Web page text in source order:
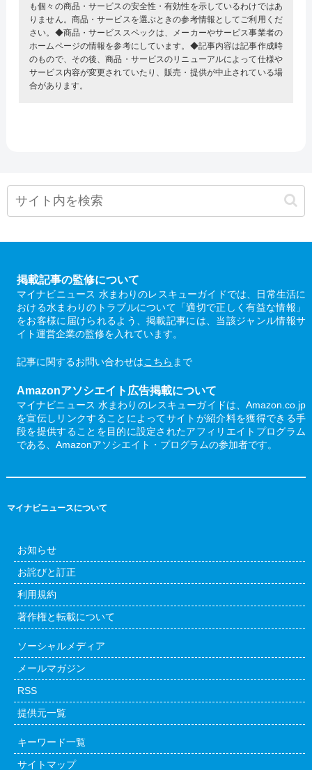
も個々の商品・サービスの安全性・有効性を示しているわけではあ
りません。商品・サービスを選ぶときの参考情報としてご利用くだ
さい。◆商品・サービススペックは、メーカーやサービス事業者の
ホームページの情報を参考にしています。◆記事内容は記事作成時
のもので、その後、商品・サービスのリニューアルによって仕様や
サービス内容が変更されていたり、販売・提供が中止されている場
合があります。
掲載記事の監修について
マイナビニュース 水まわりのレスキューガイドでは、日常生活に
おける水まわりのトラブルについて「適切で正しく有益な情報」
をお客様に届けられるよう、掲載記事には、当該ジャンル情報サ
イト運営企業の監修を入れています。
記事に関するお問い合わせはこちら まで
Amazonアソシエイト広告掲載について
マイナビニュース 水まわりのレスキューガイドは、Amazon.co.jp
を宣伝しリンクすることによってサイトが紹介料を獲得できる手
段を提供することを目的に設定されたアフィリエイトプログラム
である、Amazonアソシエイト・プログラムの参加者です。
マイナビニュースについて
お知らせ
お詫びと訂正
利用規約
著作権と転載について
ソーシャルメディア
メールマガジン
RSS
提供元一覧
キーワード一覧
サイトマップ